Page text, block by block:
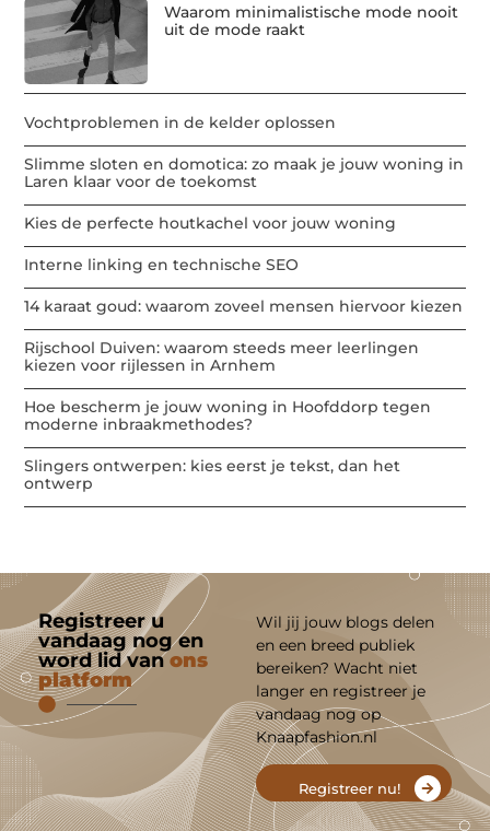
Waarom minimalistische mode nooit
uit de mode raakt
Vochtproblemen in de kelder oplossen
Slimme sloten en domotica: zo maak je jouw woning in
Laren klaar voor de toekomst
Kies de perfecte houtkachel voor jouw woning
Interne linking en technische SEO
14 karaat goud: waarom zoveel mensen hiervoor kiezen
Rijschool Duiven: waarom steeds meer leerlingen
kiezen voor rijlessen in Arnhem
Hoe bescherm je jouw woning in Hoofddorp tegen
moderne inbraakmethodes?
Slingers ontwerpen: kies eerst je tekst, dan het
ontwerp
Registreer u
vandaag nog en
word lid vanons
platform
Wil jij jouw blogs delen
en een breed publiek
bereiken? Wacht niet
langer en registreer je
vandaag nog op
Knaapfashion.nl
Registreer nu!